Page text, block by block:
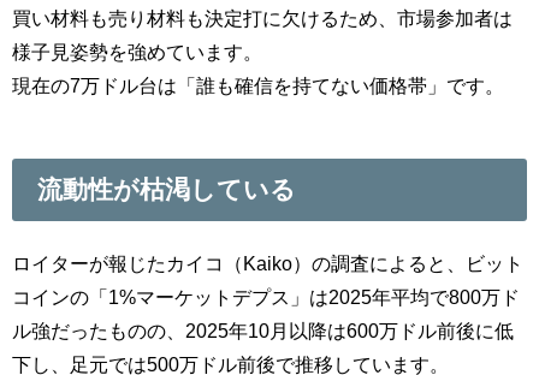
買い材料も売り材料も決定打に欠けるため、市場参加者は
様子見姿勢を強めています。
現在の7万ドル台は「誰も確信を持てない価格帯」です。
流動性が枯渇している
ロイターが報じたカイコ（Kaiko）の調査によると、ビット
コインの「1%マーケットデプス」は2025年平均で800万ド
ル強だったものの、2025年10月以降は600万ドル前後に低
下し、足元では500万ドル前後で推移しています。